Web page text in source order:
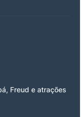
Freud e atrações